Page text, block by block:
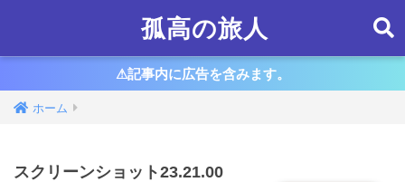
孤高の旅人
⚠︎記事内に広告を含みます。
ホーム
スクリーンショット23.21.00